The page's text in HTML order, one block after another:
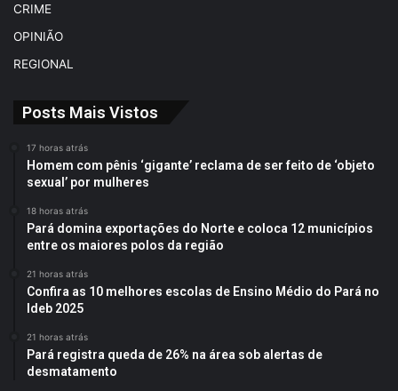
CRIME
OPINIÃO
REGIONAL
Posts Mais Vistos
17 horas atrás
Homem com pênis ‘gigante’ reclama de ser feito de ‘objeto
sexual’ por mulheres
18 horas atrás
Pará domina exportações do Norte e coloca 12 municípios
entre os maiores polos da região
21 horas atrás
Confira as 10 melhores escolas de Ensino Médio do Pará no
Ideb 2025
21 horas atrás
Pará registra queda de 26% na área sob alertas de
desmatamento